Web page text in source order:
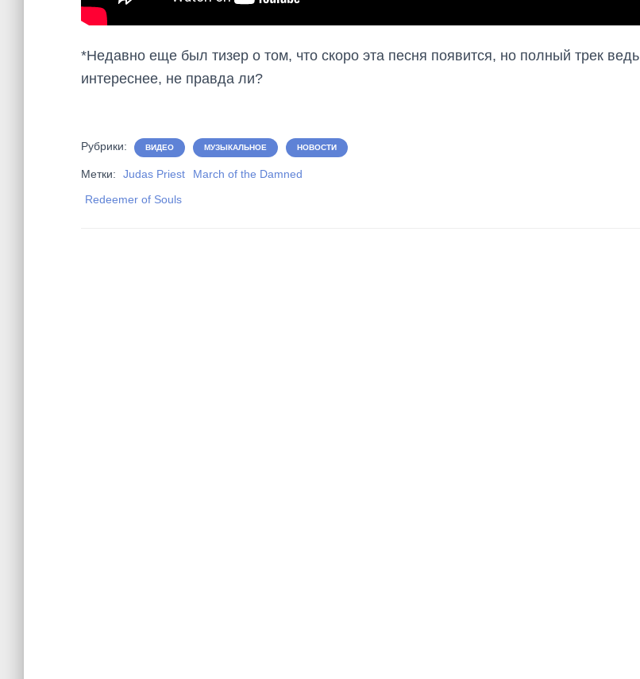
*Недавно еще был тизер о том, что скоро эта песня появится, но полный трек ведь
интереснее, не правда ли?
Рубрики: ВИДЕО МУЗЫКАЛЬНОЕ НОВОСТИ
Метки: Judas Priest
March of the Damned
Redeemer of Souls